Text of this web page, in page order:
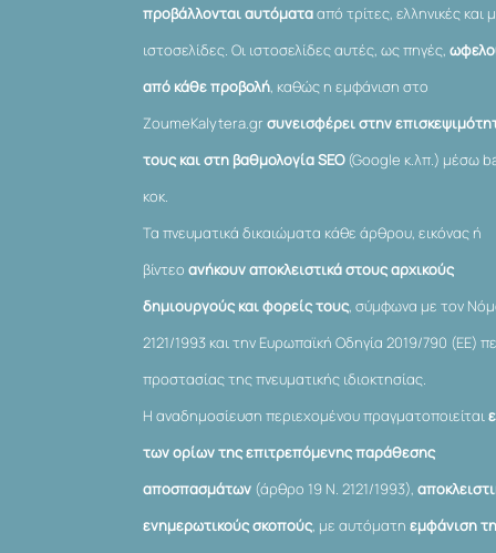
προβάλλονται αυτόματααπό τρίτες, ελληνικές και
ιστοσελίδες. Οι ιστοσελίδες αυτές, ως πηγές,
από κάθε προβολή, καθώς η εμφάνιση στο
ZoumeKalytera.gr συνεισφέρει στην
τους και στη βαθμολογία SEO(Google κ.λπ.) μέσω
κοκ.
Τα πνευματικά δικαιώματα κάθε άρθρου, εικόνας ή
βίντεοανήκουν αποκλειστικά στους αρχικούς
δημιουργούς και φορείς τους, σύμφωνα με τον
2121/1993 και την Ευρωπαϊκή Οδηγία 2019/790 (ΕΕ)
προστασίας της πνευματικής ιδιοκτησίας.
Η αναδημοσίευση περιεχομένου πραγματοποιείται
των ορίων της επιτρεπόμενης παράθεσης
αποσπασμάτων (άρθρο 19 Ν. 2121/1993),
ενημερωτικούς σκοπούς, με αυτόματηεμφάνιση